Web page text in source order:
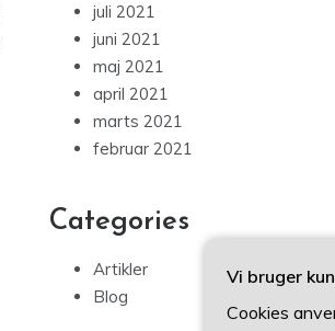
juli 2021
juni 2021
maj 2021
april 2021
marts 2021
februar 2021
Categories
Artikler
Blog
Vi bruger
Cookies